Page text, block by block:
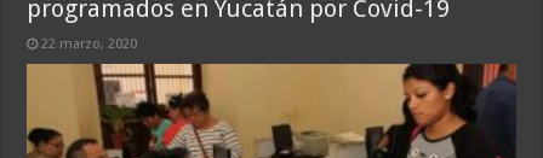
programados en Yucatán por Covid-19
22 marzo, 2020